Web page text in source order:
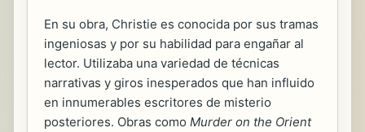
En su obra, Christie es conocida por sus tramas
ingeniosas y por su habilidad para engañar al
lector. Utilizaba una variedad de técnicas
narrativas y giros inesperados que han influido
en innumerables escritores de misterio
posteriores. Obras como Murder on the Orient